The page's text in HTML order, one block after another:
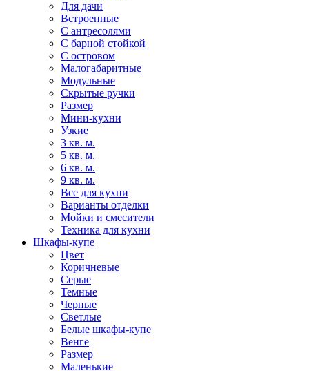
Для дачи
Встроенные
С антресолями
С барной стойкой
С островом
Малогабаритные
Модульные
Скрытые ручки
Размер
Мини-кухни
Узкие
3 кв. м.
5 кв. м.
6 кв. м.
9 кв. м.
Все для кухни
Варианты отделки
Мойки и смесители
Техника для кухни
Шкафы-купе
Цвет
Коричневые
Серые
Темные
Черные
Светлые
Белые шкафы-купе
Венге
Размер
Маленькие